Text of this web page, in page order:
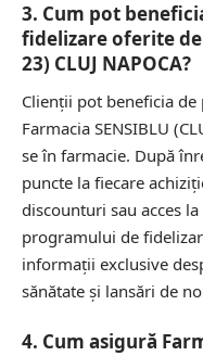
3. Cum pot
fidelizare oferite de
23) CLUJ NAPOCA?
Clienții pot beneficia
Farmacia SENSIBLU
se în farmacie. După
puncte la fiecare
discounturi sau acces
programului de
informații exclusive
sănătate și lansări de
4. Cum asigură